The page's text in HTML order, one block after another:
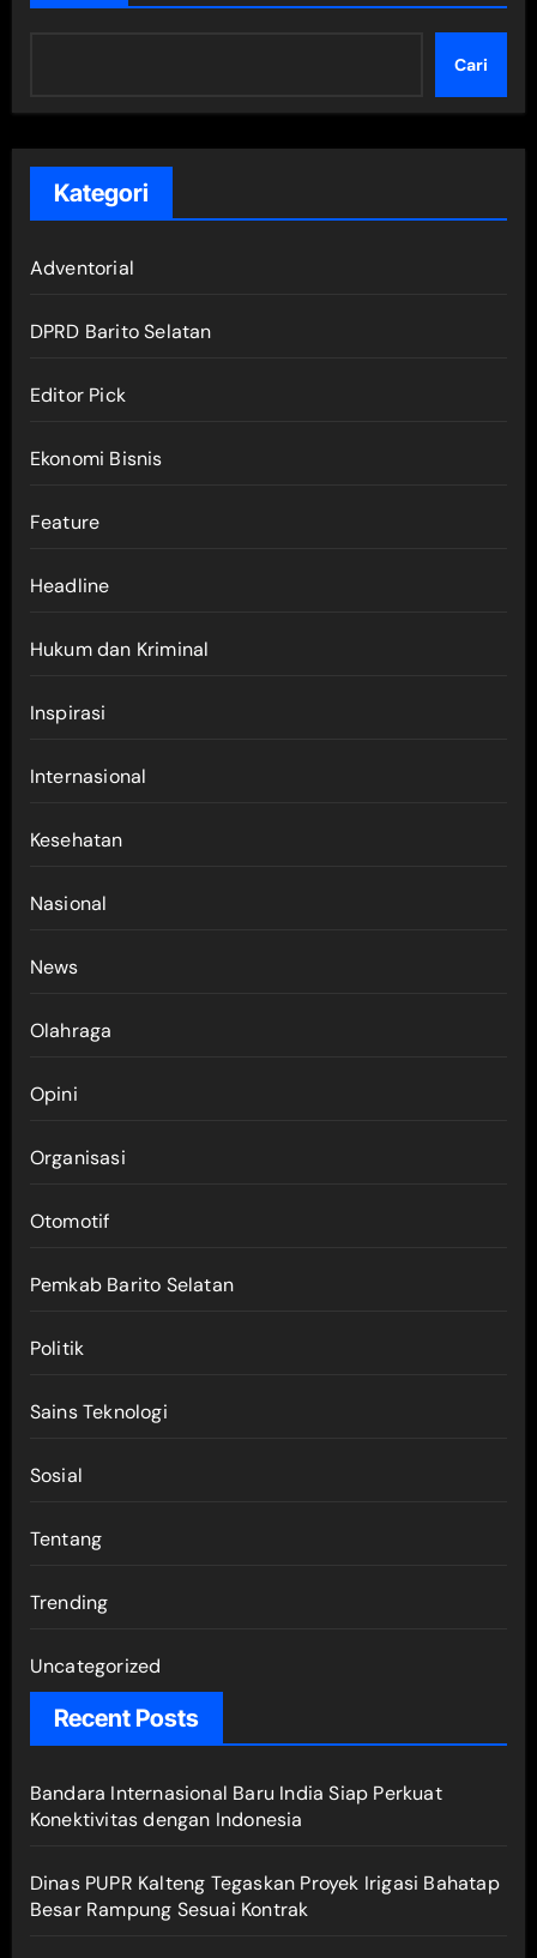
Cari
Kategori
Adventorial
DPRD Barito Selatan
Editor Pick
Ekonomi Bisnis
Feature
Headline
Hukum dan Kriminal
Inspirasi
Internasional
Kesehatan
Nasional
News
Olahraga
Opini
Organisasi
Otomotif
Pemkab Barito Selatan
Politik
Sains Teknologi
Sosial
Tentang
Trending
Uncategorized
Recent Posts
Bandara Internasional Baru India Siap Perkuat
Konektivitas dengan Indonesia
Dinas PUPR Kalteng Tegaskan Proyek Irigasi Bahatap
Besar Rampung Sesuai Kontrak